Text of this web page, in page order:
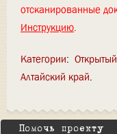
отсканированные
Инструкцию.
Категории:
Алтайский край
Помочь проекту